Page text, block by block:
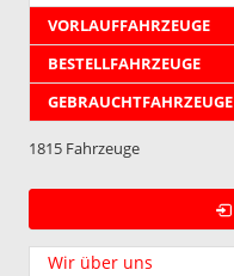
VORLAUFFAHRZEUGE
BESTELLFAHRZEUGE
GEBRAUCHTFAHRZEUGE
1815 Fahrzeuge
Wir über uns